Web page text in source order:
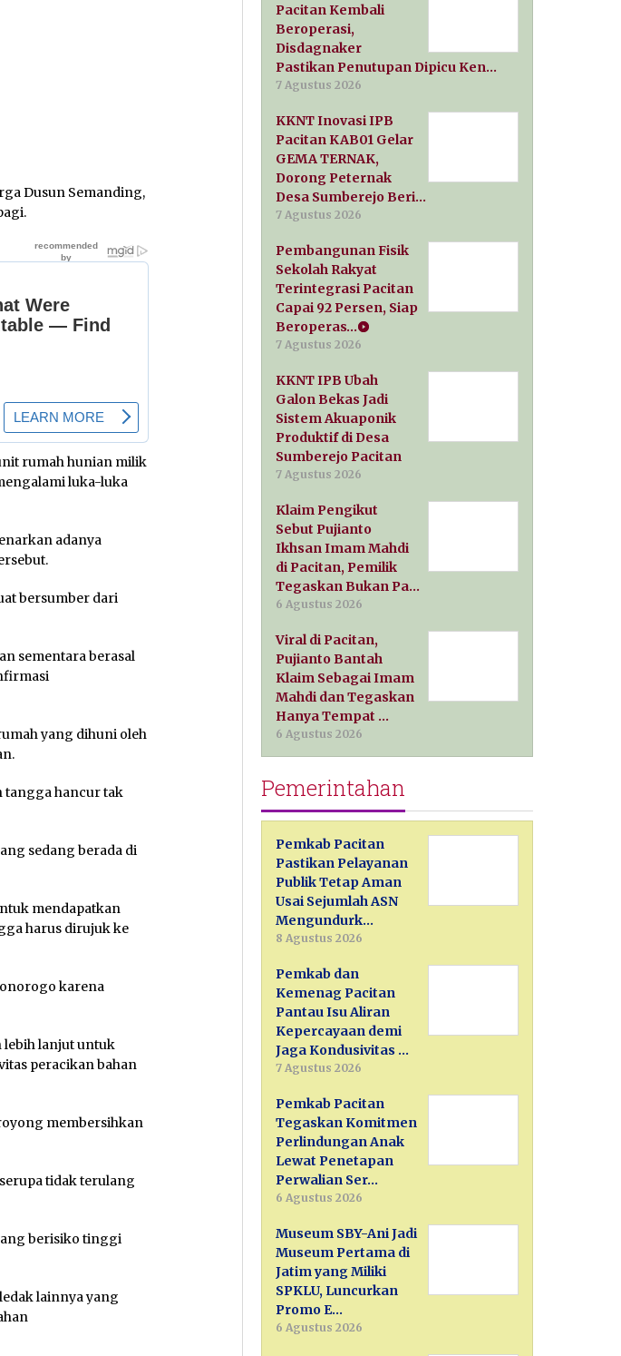
Dusun Semanding,
rumah hunian milik
luka-luka
adanya
bersumber dari
sementara berasal
yang dihuni oleh
tangga hancur tak
sedang berada di
mendapatkan
harus dirujuk ke
karena
lebih lanjut untuk
peracikan bahan
membersihkan
tidak terulang
berisiko tinggi
lainnya yang
Pacitan Kembali
Beroperasi,
Disdagnaker
Pastikan Penutupan Dipicu Ken…
7 Agustus 2026
KKNT Inovasi IPB
Pacitan KAB01 Gelar
GEMA TERNAK,
Dorong Peternak
Desa Sumberejo Beri…
7 Agustus 2026
Pembangunan Fisik
Sekolah Rakyat
Terintegrasi Pacitan
Capai 92 Persen, Siap
Beroperas…
7 Agustus 2026
KKNT IPB Ubah
Galon Bekas Jadi
Sistem Akuaponik
Produktif di Desa
Sumberejo Pacitan
7 Agustus 2026
Klaim Pengikut
Sebut Pujianto
Ikhsan Imam Mahdi
di Pacitan, Pemilik
Tegaskan Bukan Pa…
6 Agustus 2026
Viral di Pacitan,
Pujianto Bantah
Klaim Sebagai Imam
Mahdi dan Tegaskan
Hanya Tempat …
6 Agustus 2026
Pemerintahan
Pemkab Pacitan
Pastikan Pelayanan
Publik Tetap Aman
Usai Sejumlah ASN
Mengundurk…
8 Agustus 2026
Pemkab dan
Kemenag Pacitan
Pantau Isu Aliran
Kepercayaan demi
Jaga Kondusivitas …
7 Agustus 2026
Pemkab Pacitan
Tegaskan Komitmen
Perlindungan Anak
Lewat Penetapan
Perwalian Ser…
6 Agustus 2026
Museum SBY-Ani Jadi
Museum Pertama di
Jatim yang Miliki
SPKLU, Luncurkan
Promo E…
6 Agustus 2026